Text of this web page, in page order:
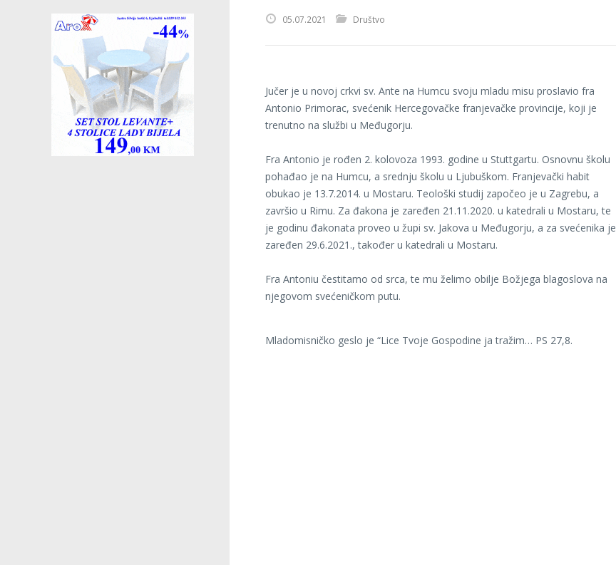
05.07.2021 Društvo
Jučer je u novoj crkvi sv. Ante na Humcu svoju mladu misu proslavio fra
Antonio Primorac, svećenik Hercegovačke franjevačke provincije, koji je
trenutno na službi u Međugorju.
Fra Antonio je rođen 2. kolovoza 1993. godine u Stuttgartu. Osnovnu školu
pohađao je na Humcu, a srednju školu u Ljubuškom. Franjevački habit
obukao je 13.7.2014. u Mostaru. Teološki studij započeo je u Zagrebu, a
završio u Rimu. Za đakona je zaređen 21.11.2020. u katedrali u Mostaru, te
je godinu đakonata proveo u župi sv. Jakova u Međugorju, a za svećenika je
zaređen 29.6.2021., također u katedrali u Mostaru.
Fra Antoniu čestitamo od srca, te mu želimo obilje Božjega blagoslova na
njegovom svećeničkom putu.
Mladomisničko geslo je “Lice Tvoje Gospodine ja tražim… PS 27,8.